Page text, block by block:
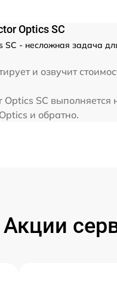
Optics SC
SC - несложная задача
и озвучит
SC
и обратно.
Акции